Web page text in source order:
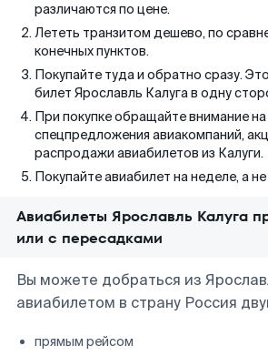
различаются по цене.
Лететь транзитом дешево, по
конечных пунктов.
Покупайте туда и обратно сразу.
билет Ярославль Калуга в одну
При покупке обращайте внимание
спецпредложения авиакомпаний,
распродажи авиабилетов из Калуги.
Покупайте авиабилет на неделе, а
Авиабилеты Ярославль Калуга
или с пересадками
Вы можете добраться из
авиабилетом в страну Россия
прямым рейсом